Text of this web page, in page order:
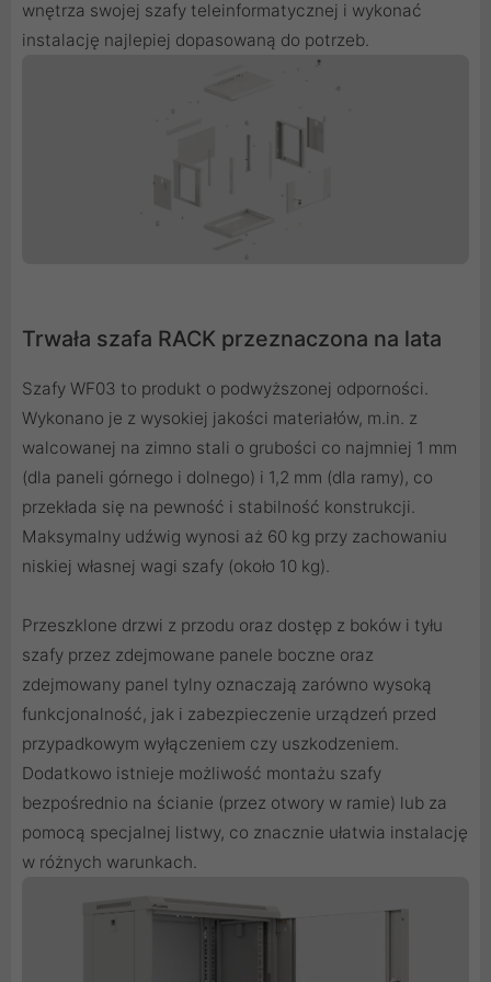
wnętrza swojej szafy teleinformatycznej i wykonać
instalację najlepiej dopasowaną do potrzeb.
Trwała szafa RACK przeznaczona na lata
Szafy WF03 to produkt o podwyższonej odporności.
Wykonano je z wysokiej jakości materiałów, m.in. z
walcowanej na zimno stali o grubości co najmniej 1 mm
(dla paneli górnego i dolnego) i 1,2 mm (dla ramy), co
przekłada się na pewność i stabilność konstrukcji.
Maksymalny udźwig wynosi aż 60 kg przy zachowaniu
niskiej własnej wagi szafy (około 10 kg).
Przeszklone drzwi z przodu oraz dostęp z boków i tyłu
szafy przez zdejmowane panele boczne oraz
zdejmowany panel tylny oznaczają zarówno wysoką
funkcjonalność, jak i zabezpieczenie urządzeń przed
przypadkowym wyłączeniem czy uszkodzeniem.
Dodatkowo istnieje możliwość montażu szafy
bezpośrednio na ścianie (przez otwory w ramie) lub za
pomocą specjalnej listwy, co znacznie ułatwia instalację
w różnych warunkach.